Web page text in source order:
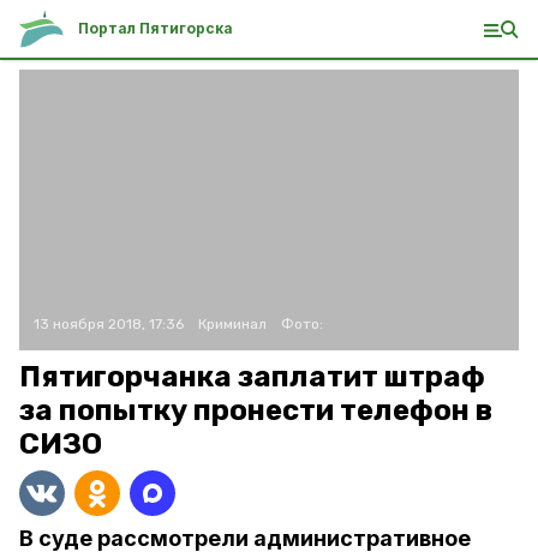
Портал Пятигорска
13 ноября 2018, 17:36 Криминал Фото:
Пятигорчанка заплатит штраф
за попытку пронести телефон в
СИЗО
В суде рассмотрели административное